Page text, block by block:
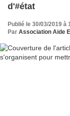
d'#état
Publié le 30/03/2019 à
Par Association Aide